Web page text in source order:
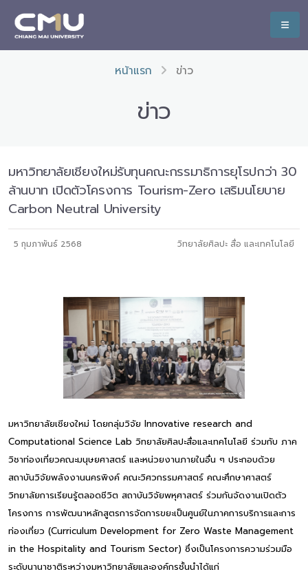
หน้าแรก ข่าว
ข่าว
มหาวิทยาลัยเชียงใหม่รับทุนคณะกรรมาธิการยุโรปกว่า 30
ล้านบาท เปิดตัวโครงการ Tourism-Zero เสริมนโยบาย
Carbon Neutral University
5 กุมภาพันธ์ 2568 วิทยาลัยศิลปะ สื่อ และเทคโนโลยี
มหาวิทยาลัยเชียงใหม่ โดยกลุ่มวิจัย Innovative research and
Computational Science Lab วิทยาลัยศิลปะสื่อและเทคโนโลยี ร่วมกับ ภาค
วิชาท่องเที่ยวคณะมนุษยศาสตร์ และหน่วยงานภายในอื่น ๆ ประกอบด้วย
สถาบันวิจัยพลังงานนครพิงค์ คณะวิศวกรรมศาสตร์ คณะศึกษาศาสตร์
วิทยาลัยการเรียนรู้ตลอดชีวิต สถาบันวิจัยพหุศาสตร์ ร่วมกันจัดงานเปิดตัว
โครงการ การพัฒนาหลักสูตรการจัดการขยะเป็นศูนย์ในภาคการบริการและการ
ท่องเที่ยว (Curriculum Development for Zero Waste Management
in the Hospitality and Tourism Sector) ซึ่งเป็นโครงการความร่วมมือ
ระดับนานาชาติระหว่างมหาวิทยาลัยและองค์กรชั้นนำได้แก่